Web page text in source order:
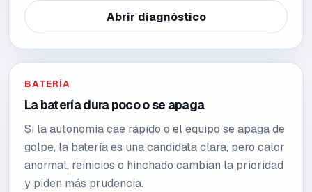
Abrir diagnóstico
BATERÍA
La batería dura poco o se apaga
Si la autonomía cae rápido o el equipo se apaga de
golpe, la batería es una candidata clara, pero calor
anormal, reinicios o hinchado cambian la prioridad
y piden más prudencia.